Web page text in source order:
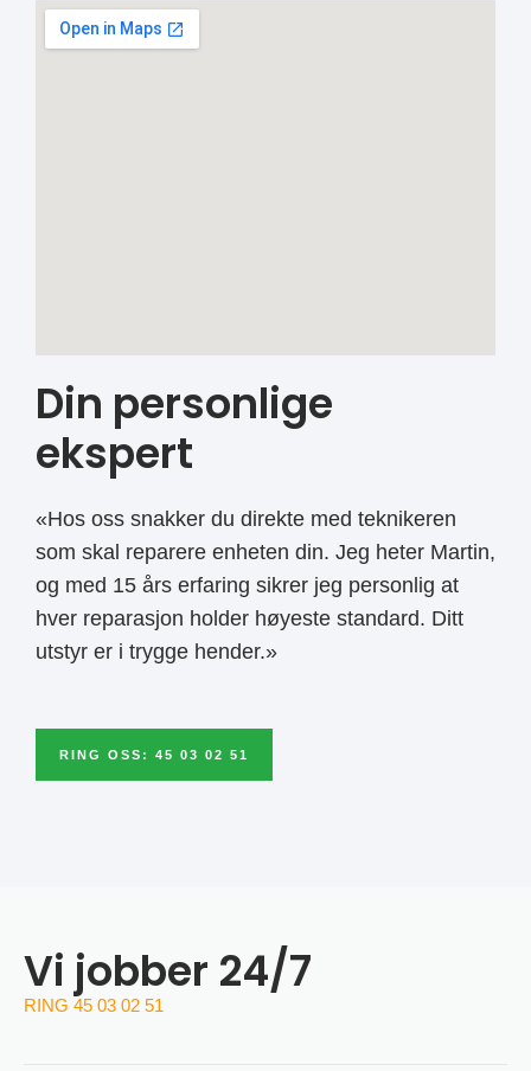
Din personlige
ekspert
«Hos oss snakker du direkte med teknikeren
som skal reparere enheten din. Jeg heter Martin,
og med 15 års erfaring sikrer jeg personlig at
hver reparasjon holder høyeste standard. Ditt
utstyr er i trygge hender.»
RING OSS: 45 03 02 51
Vi jobber 24/7
RING 45 03 02 51